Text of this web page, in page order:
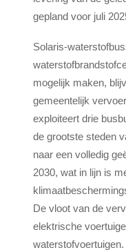
gepland voor juli
Solaris-
mogelijk maken,
gemeentelijk
exploiteert drie
de grootste steden
naar een volledig
2030, wat in lijn is
De vloot van de
elektrische